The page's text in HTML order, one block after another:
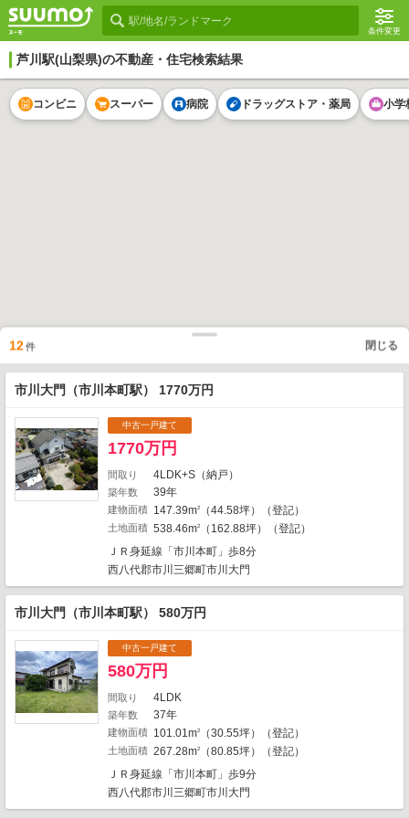
条件変更
芦川駅(山梨県)の不動産・住宅検索結果
コンビニ スーパー 病院 ドラッグストア・薬局 小学
12件 閉じる
市川大門（市川本町駅） 1770万円
中古一戸建て
1770万円
間取り 4LDK+S（納戸）
築年数 39年
建物面積 147.39m2 （44.58坪）（登記）
土地面積 538.46m2
（162.88坪）（登記）
ＪＲ身延線「市川本町」歩8分
西八代郡市川三郷町市川大門
市川大門（市川本町駅） 580万円
中古一戸建て
580万円
間取り 4LDK
築年数 37年
建物面積 101.01m2 （30.55坪）（登記）
土地面積 267.28m2
（80.85坪）（登記）
ＪＲ身延線「市川本町」歩9分
西八代郡市川三郷町市川大門